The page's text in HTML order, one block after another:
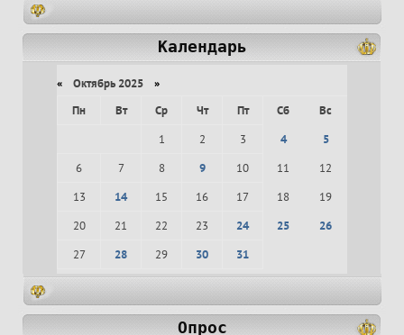
Календарь
« Октябрь 2025 »
Пн
Вт Ср Чт Пт Сб
Вс
1
2 3 4
5
6
7 8 9 10 11
12
13
14 15 16 17 18
19
20
21 22 23 24 25
26
27
28 29 30 31
Опрос